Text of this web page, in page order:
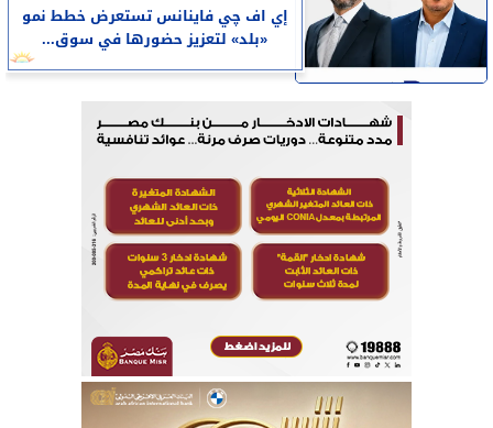
إي اف چي فاينانس تستعرض خطط نمو
«بلد» لتعزيز حضورها في سوق...